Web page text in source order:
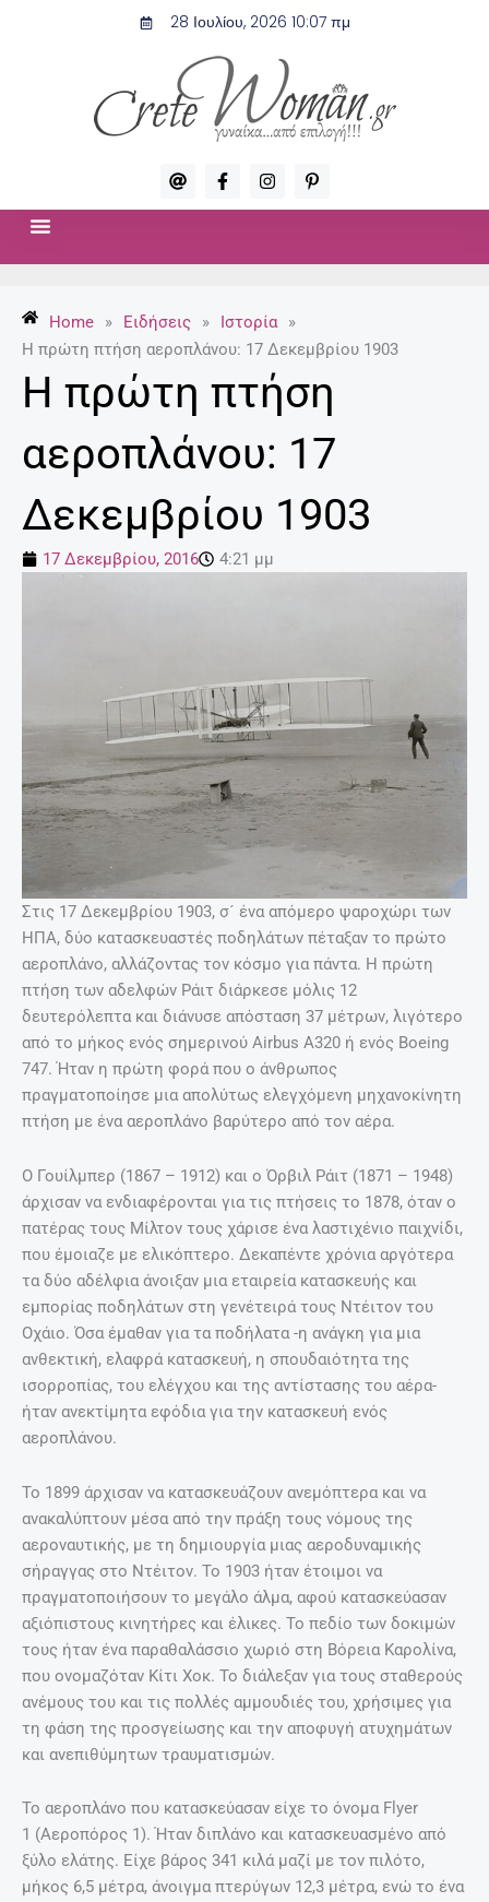
28 Ιουλίου, 2026 10:07 πμ
A
t
F
a
c
-
f
I
n
s
m
P
i
n
p
Home » Ειδήσεις » Ιστορία
»
Η πρώτη πτήση αεροπλάνου: 17 Δεκεμβρίου 1903
Η πρώτη πτήση
αεροπλάνου: 17
Δεκεμβρίου 1903
17 Δεκεμβρίου, 2016 4:21 μμ
Στις 17 Δεκεμβρίου 1903, σ´ ένα απόμερο ψαροχώρι των
ΗΠΑ, δύο κατασκευαστές ποδηλάτων πέταξαν το πρώτο
αεροπλάνο, αλλάζοντας τον κόσμο για πάντα. Η πρώτη
πτήση των αδελφών Ράιτ διάρκεσε μόλις 12
δευτερόλεπτα και διάνυσε απόσταση 37 μέτρων, λιγότερο
από το μήκος ενός σημερινού Airbus Α320 ή ενός Boeing
747. Ήταν η πρώτη φορά που ο άνθρωπος
πραγματοποίησε μια απολύτως ελεγχόμενη μηχανοκίνητη
πτήση με ένα αεροπλάνο βαρύτερο από τον αέρα.
Ο Γουίλμπερ (1867 – 1912) και ο Όρβιλ Ράιτ (1871 – 1948)
άρχισαν να ενδιαφέρονται για τις πτήσεις το 1878, όταν ο
πατέρας τους Μίλτον τους χάρισε ένα λαστιχένιο παιχνίδι,
που έμοιαζε με ελικόπτερο. Δεκαπέντε χρόνια αργότερα
τα δύο αδέλφια άνοιξαν μια εταιρεία κατασκευής και
εμπορίας ποδηλάτων στη γενέτειρά τους Ντέιτον του
Οχάιο. Όσα έμαθαν για τα ποδήλατα -η ανάγκη για μια
ανθεκτική, ελαφρά κατασκευή, η σπουδαιότητα της
ισορροπίας, του ελέγχου και της αντίστασης του αέρα-
ήταν ανεκτίμητα εφόδια για την κατασκευή ενός
αεροπλάνου.
Το 1899 άρχισαν να κατασκευάζουν ανεμόπτερα και να
ανακαλύπτουν μέσα από την πράξη τους νόμους της
αεροναυτικής, με τη δημιουργία μιας αεροδυναμικής
σήραγγας στο Ντέιτον. Το 1903 ήταν έτοιμοι να
πραγματοποιήσουν το μεγάλο άλμα, αφού κατασκεύασαν
αξιόπιστους κινητήρες και έλικες. Το πεδίο των δοκιμών
τους ήταν ένα παραθαλάσσιο χωριό στη Βόρεια Καρολίνα,
που ονομαζόταν Κίτι Χοκ. Το διάλεξαν για τους σταθερούς
ανέμους του και τις πολλές αμμουδιές του, χρήσιμες για
τη φάση της προσγείωσης και την αποφυγή ατυχημάτων
και ανεπιθύμητων τραυματισμών.
Το αεροπλάνο που κατασκεύασαν είχε το όνομα Flyer
1 (Αεροπόρος 1). Ήταν διπλάνο και κατασκευασμένο από
ξύλο ελάτης. Είχε βάρος 341 κιλά μαζί με τον πιλότο,
μήκος 6,5 μέτρα, άνοιγμα πτερύγων 12,3 μέτρα, ενώ το ένα